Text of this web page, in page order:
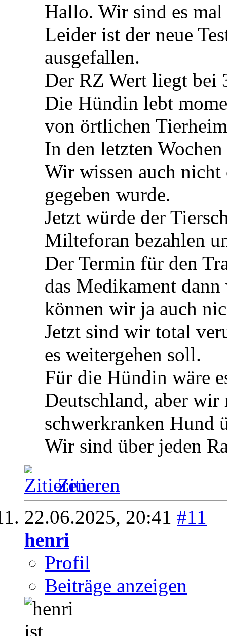
Hallo. Wir sind es mal
Leider ist der neue
ausgefallen.
Der RZ Wert liegt bei
Die Hündin lebt
von örtlichen
In den letzten
Wir wissen auch
gegeben wurde.
Jetzt würde der
Milteforan bezahlen
Der Termin für den
das Medikament
können wir ja auch
Jetzt sind wir total
es weitergehen soll.
Für die Hündin wäre
Deutschland, aber wir
schwerkranken Hund
Wir sind über jeden
Zitieren
22.06.2025, 20:41 #11
henri
Profil
Beiträge anzeigen